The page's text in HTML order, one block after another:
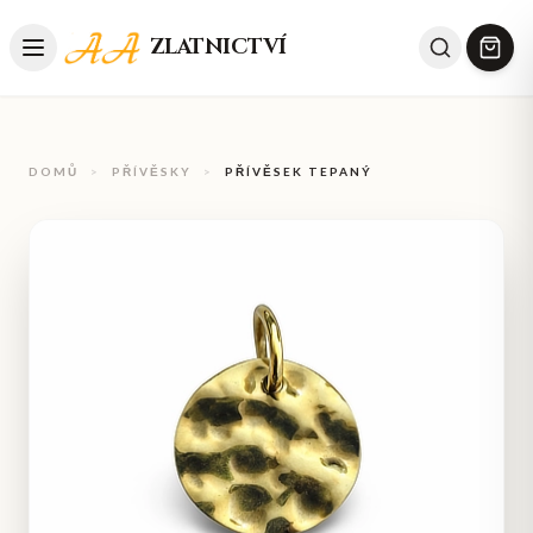
ZLATNICTVÍ
DOMŮ > PŘÍVĚSKY > PŘÍVĚSEK TEPANÝ